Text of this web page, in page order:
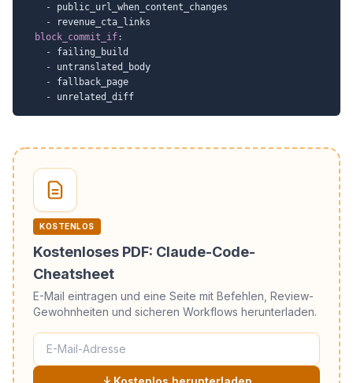
- public_url_when_content_changes
- revenue_cta_links
block_commit_if:
- failing_build
- untranslated_body
- fallback_page
-
KOSTENLOS
Kostenloses PDF: Claude-Code-
Cheatsheet
E-Mail eintragen und eine Seite mit Befehlen, Review-
Gewohnheiten und sicheren Workflows herunterladen.